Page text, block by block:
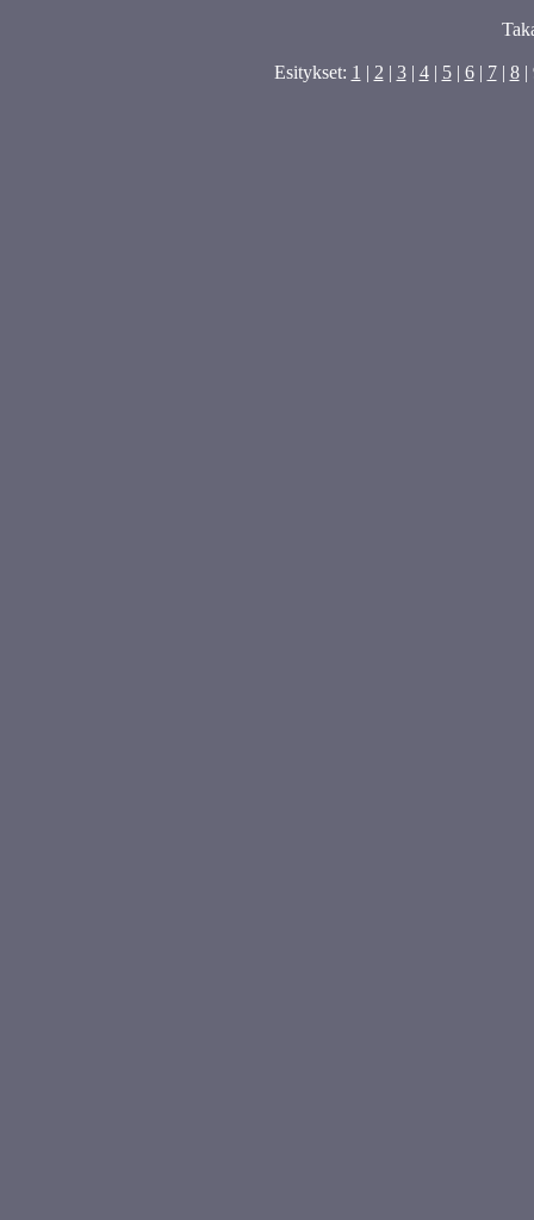
Esitykset: 1 | 2 | 3| 4| 5| 6| 7| 8|